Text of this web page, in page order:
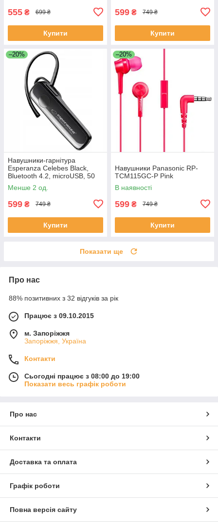
555 ₴ 699 ₴
Купити
599 ₴ 749 ₴
Купити
–20%
Навушники-гарнітура
Esperanza Celebes Black,
Bluetooth 4.2, microUSB, 50
мАч, 3.5 год
Менше 2 од.
599 ₴ 749 ₴
Купити
–20%
Навушники Panasonic RP-
TCM115GC-P Pink
В наявності
599 ₴ 749 ₴
Купити
Показати ще
Про нас
88% позитивних з 32 відгуків за рік
Працює з 09.10.2015
м. Запоріжжя
Запоріжжя, Україна
Контакти
Сьогодні працює з 08:00 до 19:00
Показати весь графік роботи
Про нас
Контакти
Доставка та оплата
Графік роботи
Повна версія сайту